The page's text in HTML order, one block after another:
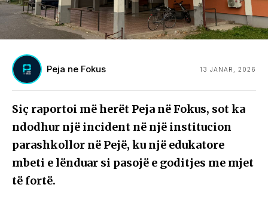
Peja ne Fokus 13 JANAR, 2026
Siç raportoi më herët Peja në Fokus, sot ka
ndodhur një incident në një institucion
parashkollor në Pejë, ku një edukatore
mbeti e lënduar si pasojë e goditjes me mjet
të fortë.